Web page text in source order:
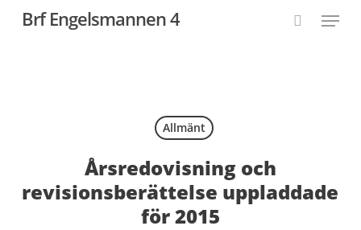
Brf Engelsmannen 4 Menu
Allmänt
Årsredovisning och
revisionsberättelse uppladdade
för 2015